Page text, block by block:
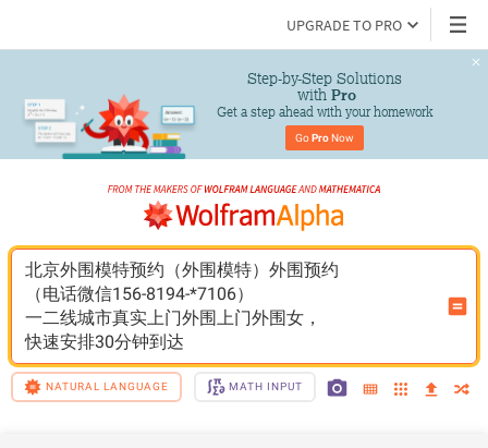
UPGRADE TO PRO
Step-by-Step Solutions
with Pro
Get a step ahead with your homework
Go Pro Now
北京外围模特预约（外围模特）外围预约
（电话微信156-8194-*7106）
一二线城市真实上门外围上门外围女，
快速安排30分钟到达
NATURAL LANGUAGE MATH INPUT